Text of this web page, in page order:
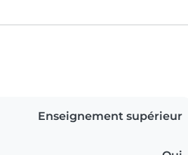
Enseignement supérieur